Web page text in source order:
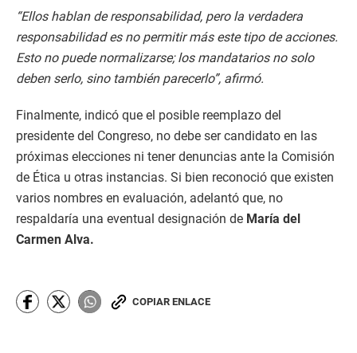
“Ellos hablan de responsabilidad, pero la verdadera
responsabilidad es no permitir más este tipo de acciones.
Esto no puede normalizarse; los mandatarios no solo
deben serlo, sino también parecerlo”, afirmó.
Finalmente, indicó que el posible reemplazo del
presidente del Congreso, no debe ser candidato en las
próximas elecciones ni tener denuncias ante la Comisión
de Ética u otras instancias. Si bien reconoció que existen
varios nombres en evaluación, adelantó que, no
respaldaría una eventual designación de María del
Carmen Alva.
COPIAR ENLACE